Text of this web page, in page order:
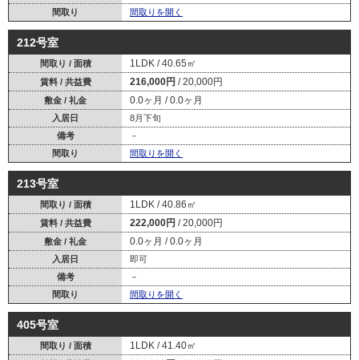
間取り
間取りを開く
212号室
間取り / 面積 1LDK 40.65㎡
賃料 / 共益費 216,000円 20,000円
敷金 / 礼金 0.0ヶ月 0.0ヶ月
入居日
8月下旬
備考
－
間取り
間取りを開く
213号室
間取り / 面積 1LDK 40.86㎡
賃料 / 共益費 222,000円 20,000円
敷金 / 礼金 0.0ヶ月 0.0ヶ月
入居日
即可
備考
－
間取り
間取りを開く
405号室
間取り / 面積 1LDK 41.40㎡